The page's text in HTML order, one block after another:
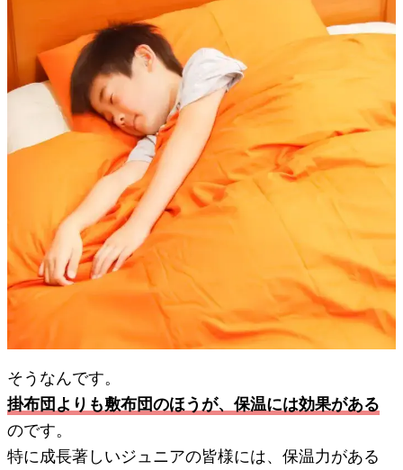
そうなんです。
掛布団よりも敷布団のほうが、保温には効果がある
のです。
特に成長著しいジュニアの皆様には、保温力がある